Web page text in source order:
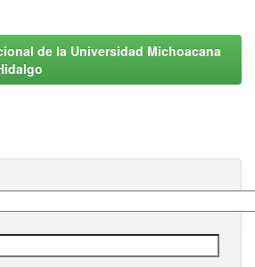
de la Universidad Michoacana